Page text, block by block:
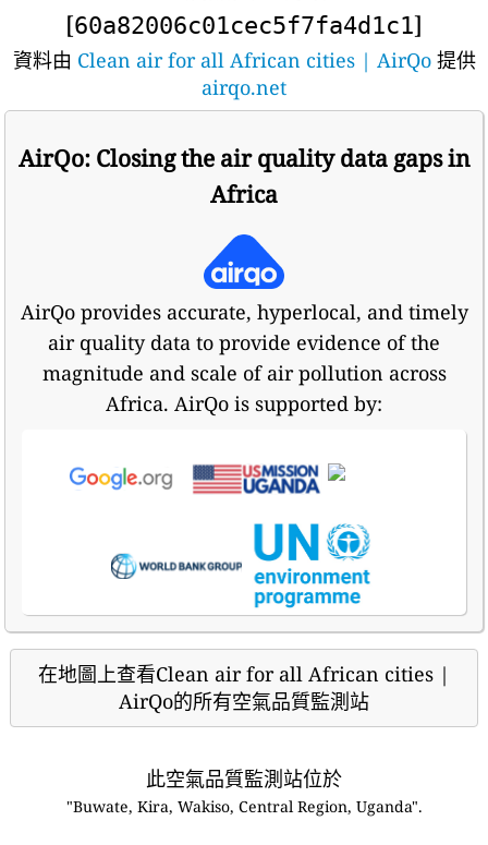
[60a82006c01cec5f7fa4d1c1]
資料由 Clean air for all African cities | AirQo提供
airqo.net
AirQo: Closing the air quality data gaps in
Africa
AirQo provides accurate, hyperlocal, and timely
air quality data to provide evidence of the
magnitude and scale of air pollution across
Africa. AirQo is supported by:
在地圖上查看Clean air for all African cities |
AirQo的所有空氣品質監測站
此空氣品質監測站位於
"Buwate, Kira, Wakiso, Central Region, Uganda".